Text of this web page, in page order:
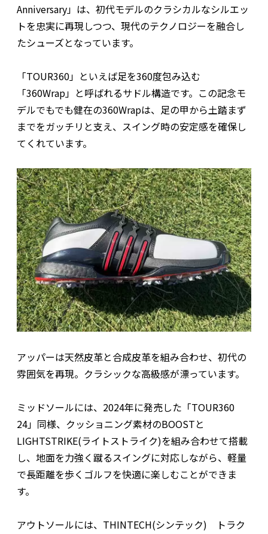
Anniversary」は、初代モデルのクラシカルなシルエッ
トを忠実に再現しつつ、現代のテクノロジーを融合し
たシューズとなっています。
「TOUR360」といえば足を360度包み込む
「360Wrap」と呼ばれるサドル構造です。この記念モ
デルでもでも健在の360Wrapは、足の甲から土踏まず
までをガッチリと支え、スイング時の安定感を確保し
てくれています。
アッパーは天然皮革と合成皮革を組み合わせ、初代の
雰囲気を再現。クラシックな高級感が漂っています。
ミッドソールには、2024年に発売した「TOUR360
24」同様、クッショニング素材のBOOSTと
LIGHTSTRIKE(ライトストライク)を組み合わせて搭載
し、地面を力強く蹴るスイングに対応しながら、軽量
で長距離を歩くゴルフを快適に楽しむことができま
す。
アウトソールには、THINTECH(シンテック) トラク